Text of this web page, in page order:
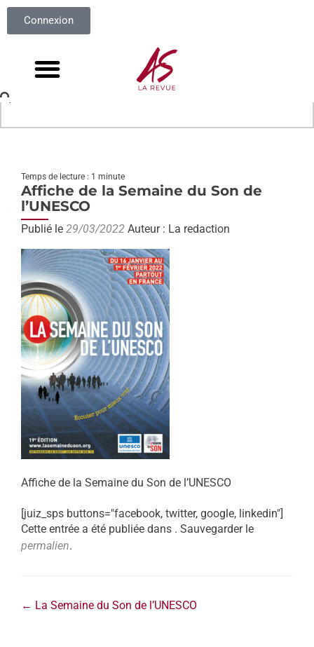
Connexion
Temps de lecture : 1 minute
Affiche de la Semaine du Son de
l’UNESCO
Publié le 29/03/2022 Auteur : La redaction
Affiche de la Semaine du Son de l’UNESCO
[juiz_sps buttons="facebook, twitter, google, linkedin"]
Cette entrée a été publiée dans . Sauvegarder le
permalien.
← La Semaine du Son de l’UNESCO